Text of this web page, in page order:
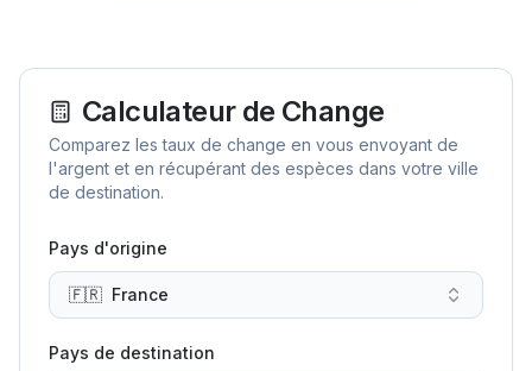
Calculateur de Change
Comparez les taux de change en vous envoyant de
l'argent et en récupérant des espèces dans votre ville
de destination.
Pays d'origine
🇫🇷 France
Pays de destination